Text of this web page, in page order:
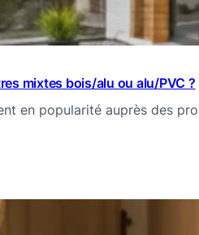
mixtes bois/alu ou alu/PVC ?
en popularité auprès des